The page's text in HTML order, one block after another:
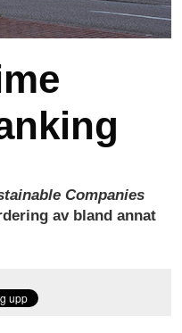
Companies
av bland annat